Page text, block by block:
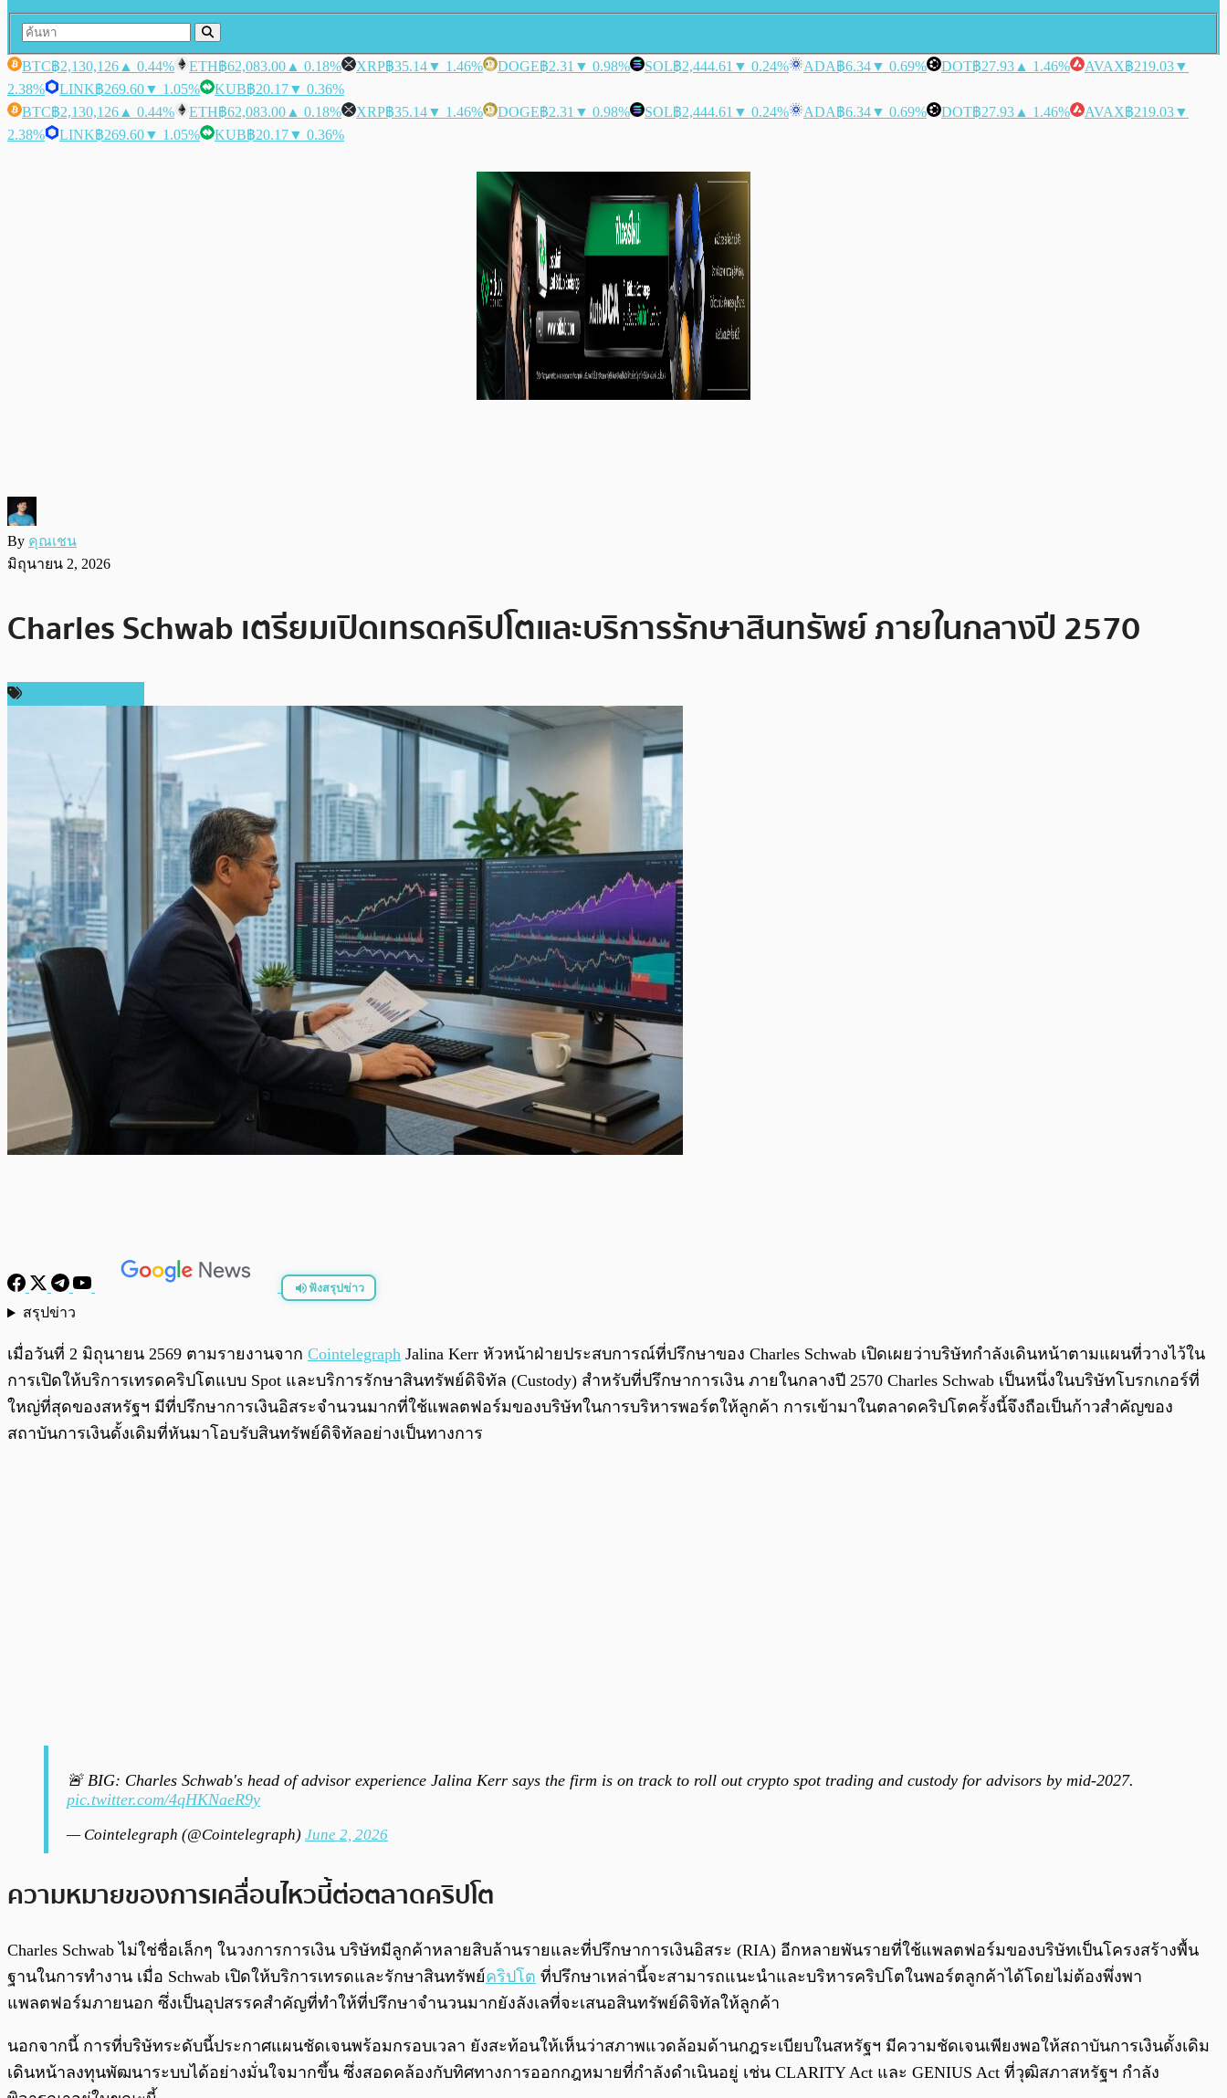
BTC฿2,130,126 ▲ 0.44% ETH฿62,083.00 ▲ 0.18% XRP฿35.14▼ 1.46% DOGE฿2.31 ▼ 0.98% SOL฿2,444.61 ▼ 0.24% ADA฿6.34▼ 0.69% DOT฿27.93 ▲ 1.46% AVAX฿219.03▼
2.38%
LINK฿269.60▼ 1.05% KUB฿20.17▼ 0.36%
BTC฿2,130,126 ▲ 0.44% ETH฿62,083.00 ▲ 0.18% XRP฿35.14▼ 1.46% DOGE฿2.31 ▼ 0.98% SOL฿2,444.61 ▼ 0.24% ADA฿6.34▼ 0.69% DOT฿27.93 ▲ 1.46% AVAX฿219.03▼
2.38%
LINK฿269.60▼ 1.05% KUB฿20.17▼ 0.36%
By คุณเชน
มิถุนายน 2, 2026
Charles Schwab เตรียมเปิดเทรดคริปโตและบริการรักษาสินทรัพย์ ภายในกลางปี 2570
ฟังสรุปข่าว
สรุปข่าว
เมื่อวันที่ 2 มิถุนายน 2569 ตามรายงานจาก Cointelegraph Jalina Kerr หัวหน้าฝ่ายประสบการณ์ที่ปรึกษาของ Charles Schwab เปิดเผยว่าบริษัทกำลังเดินหน้าตามแผนที่วางไว้ใน
การเปิดให้บริการเทรดคริปโตแบบ Spot และบริการรักษาสินทรัพย์ดิจิทัล (Custody) สำหรับที่ปรึกษาการเงิน ภายในกลางปี 2570 Charles Schwab เป็นหนึ่งในบริษัทโบรกเกอร์ที่
ใหญ่ที่สุดของสหรัฐฯ มีที่ปรึกษาการเงินอิสระจำนวนมากที่ใช้แพลตฟอร์มของบริษัทในการบริหารพอร์ตให้ลูกค้า การเข้ามาในตลาดคริปโตครั้งนี้จึงถือเป็นก้าวสำคัญของ
สถาบันการเงินดั้งเดิมที่หันมาโอบรับสินทรัพย์ดิจิทัลอย่างเป็นทางการ
🚨 BIG: Charles Schwab's head of advisor experience Jalina Kerr says the firm is on track to roll out crypto spot trading and custody for advisors by mid-2027.
pic.twitter.com/4qHKNaeR9y
— Cointelegraph (@Cointelegraph) June 2, 2026
ความหมายของการเคลื่อนไหวนี้ต่อตลาดคริปโต
Charles Schwab ไม่ใช่ชื่อเล็กๆ ในวงการการเงิน บริษัทมีลูกค้าหลายสิบล้านรายและที่ปรึกษาการเงินอิสระ (RIA) อีกหลายพันรายที่ใช้แพลตฟอร์มของบริษัทเป็นโครงสร้างพื้น
ฐานในการทำงาน เมื่อ Schwab เปิดให้บริการเทรดและรักษาสินทรัพย์คริปโต ที่ปรึกษาเหล่านี้จะสามารถแนะนำและบริหารคริปโตในพอร์ตลูกค้าได้โดยไม่ต้องพึ่งพา
แพลตฟอร์มภายนอก ซึ่งเป็นอุปสรรคสำคัญที่ทำให้ที่ปรึกษาจำนวนมากยังลังเลที่จะเสนอสินทรัพย์ดิจิทัลให้ลูกค้า
นอกจากนี้ การที่บริษัทระดับนี้ประกาศแผนชัดเจนพร้อมกรอบเวลา ยังสะท้อนให้เห็นว่าสภาพแวดล้อมด้านกฎระเบียบในสหรัฐฯ มีความชัดเจนเพียงพอให้สถาบันการเงินดั้งเดิม
เดินหน้าลงทุนพัฒนาระบบได้อย่างมั่นใจมากขึ้น ซึ่งสอดคล้องกับทิศทางการออกกฎหมายที่กำลังดำเนินอยู่ เช่น CLARITY Act และ GENIUS Act ที่วุฒิสภาสหรัฐฯ กำลัง